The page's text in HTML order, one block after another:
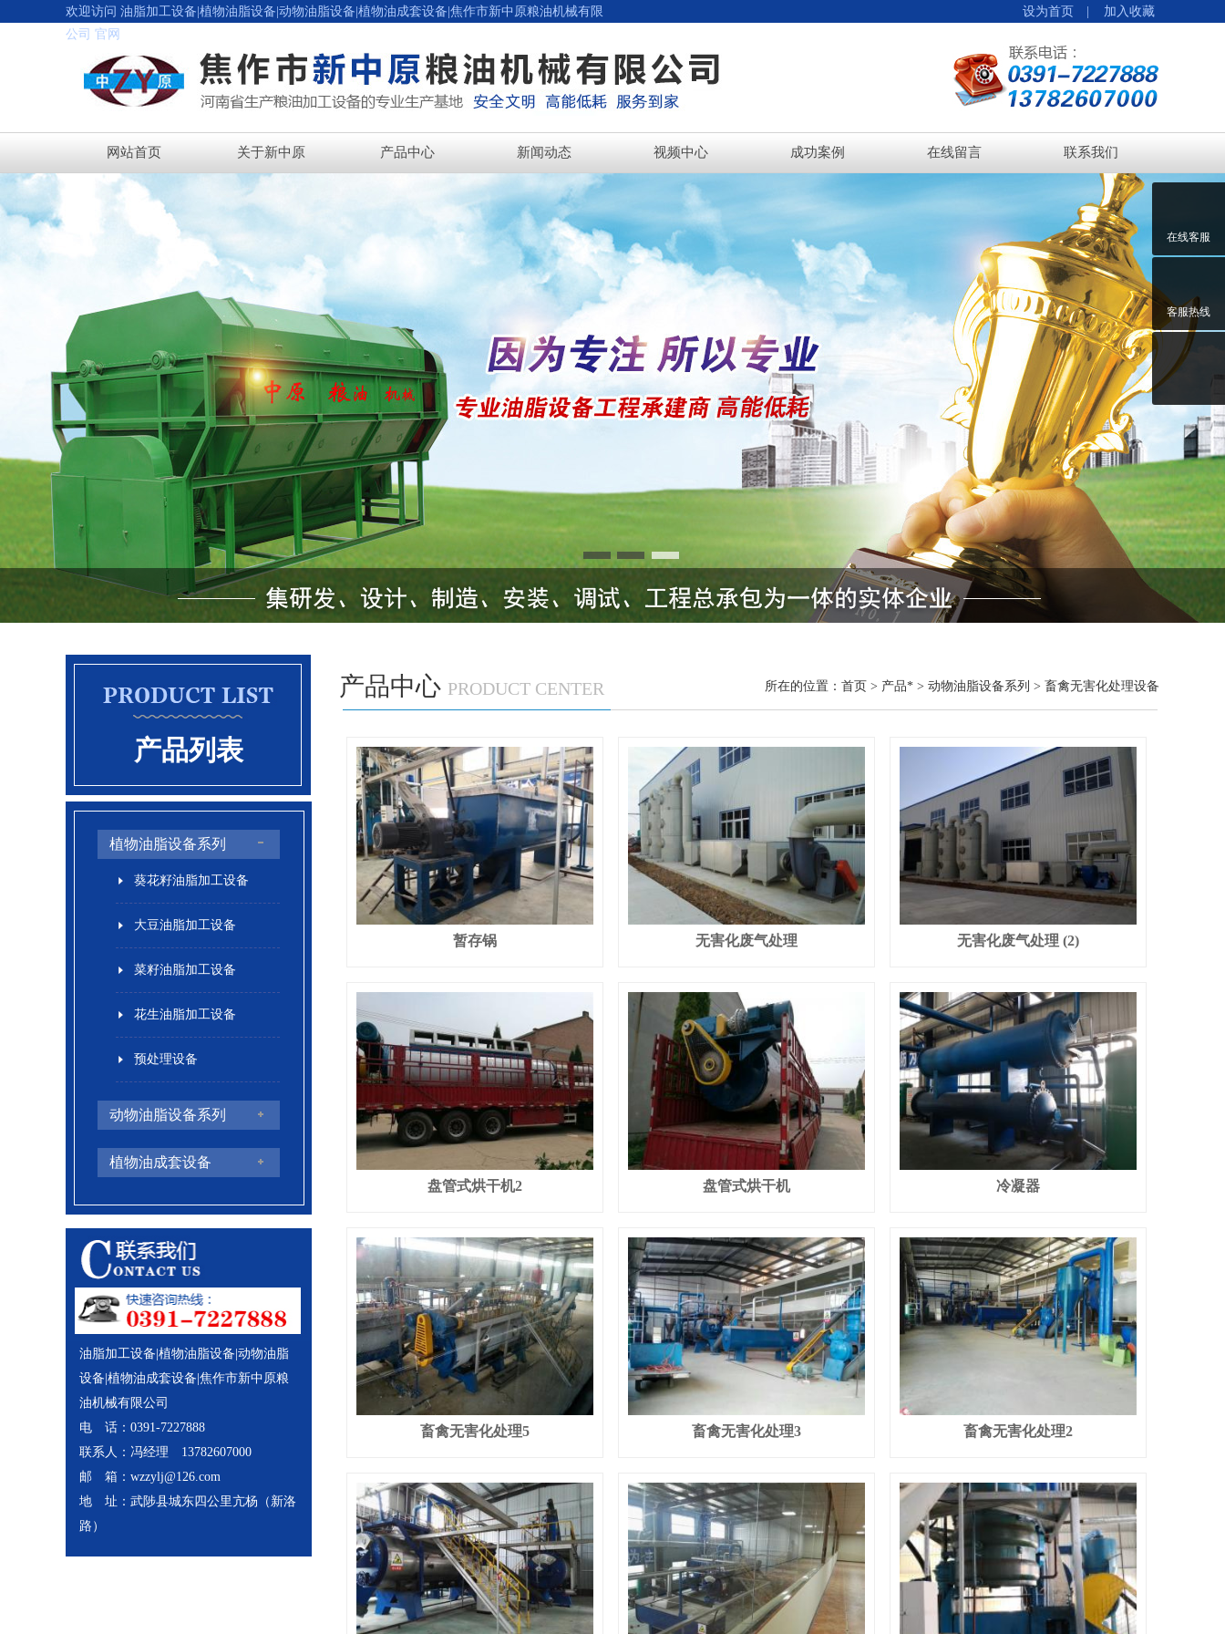
欢迎访问 油脂加工设备|植物油脂设备|动物油脂设备|植物油成套设备|焦作市新中原粮油机械有限
公司 官网
设为首页 | 加入收藏
网站首页 关于新中原 产品中心
植物油脂设备系列
花生油脂加工设备
预处理设备
动物油脂设备系列
动物油精炼设备
动物油熬炼设备
畜禽无害化处理设备
植物油成套设备
植物油精炼设备
新闻动态 视频中心 成功案例 在线留言 联系我们
产品列表
植物油脂设备系列
葵花籽油脂加工设备
大豆油脂加工设备
菜籽油脂加工设备
花生油脂加工设备
预处理设备
动物油脂设备系列
植物油成套设备
油脂加工设备|植物油脂设备|动物油脂
设备|植物油成套设备|焦作市新中原粮
油机械有限公司
电 话：0391-7227888
联系人：冯经理 13782607000
邮 箱： wzzylj@126.com
地 址：武陟县城东四公里亢杨（新洛
路）
产品中心 PRODUCT CENTER 所在的位置： 首页 > 产品* > 动物油脂设备系列 > 畜禽无害化处理设备
暂存锅 无害化废气处理 无害化废气处理 (2)
盘管式烘干机2 盘管式烘干机 冷凝器
畜禽无害化处理5 畜禽无害化处理3 畜禽无害化处理2
在线客服
客服热线